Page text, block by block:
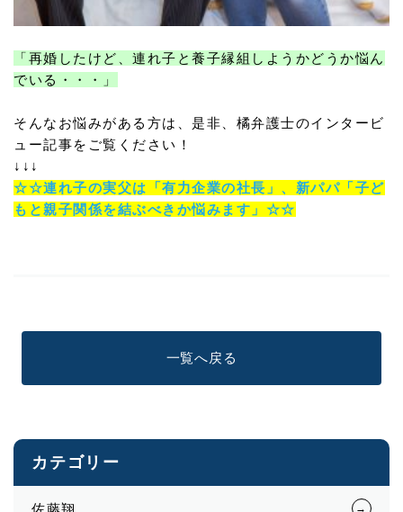
「再婚したけど、連れ子と養子縁組しようかどうか悩ん
でいる・・・」
そんなお悩みがある方は、是非、橘弁護士のインタービ
ュー記事をご覧ください！
↓↓↓
☆☆連れ子の実父は「有力企業の社長」、新パパ「子ど
もと親子関係を結ぶべきか悩みます」☆☆
一覧へ戻る
カテゴリー
佐藤翔